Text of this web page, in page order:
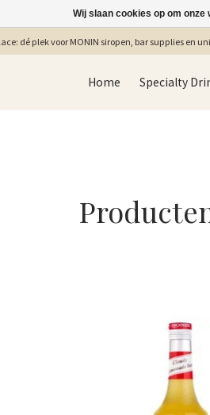
dé plek voor MONIN siropen, bar supplies en
Home Specialty
Wij slaan cookies op om